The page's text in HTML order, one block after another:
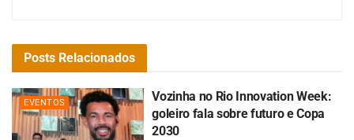
Posts Relacionados
EVENTOS
Vozinha no Rio Innovation Week:
goleiro fala sobre futuro e Copa
2030